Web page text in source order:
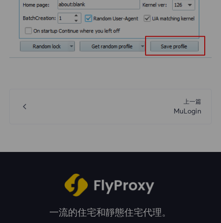
上一篇
MuLogin
一流的住宅和靜態住宅代理。